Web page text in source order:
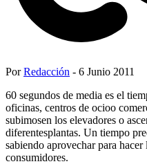
PorRedacción - 6 Junio 2011
60 segundos de media es el
oficinas, centros de ocioo
subimosen los elevadores o
diferentesplantas. Un tiempo
sabiendo aprovechar para
consumidores.